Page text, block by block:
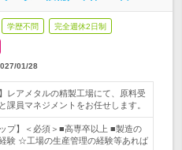
学歴不問 完全週休2日制
01/28
レアメタルの精製工場にて、原料受
課員マネジメントをお任せします。
プ】＜必須＞■高専卒以上 ■製造の
験 ☆工場の生産管理の経験等あれば